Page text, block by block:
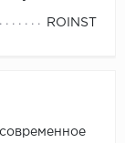
ROINST